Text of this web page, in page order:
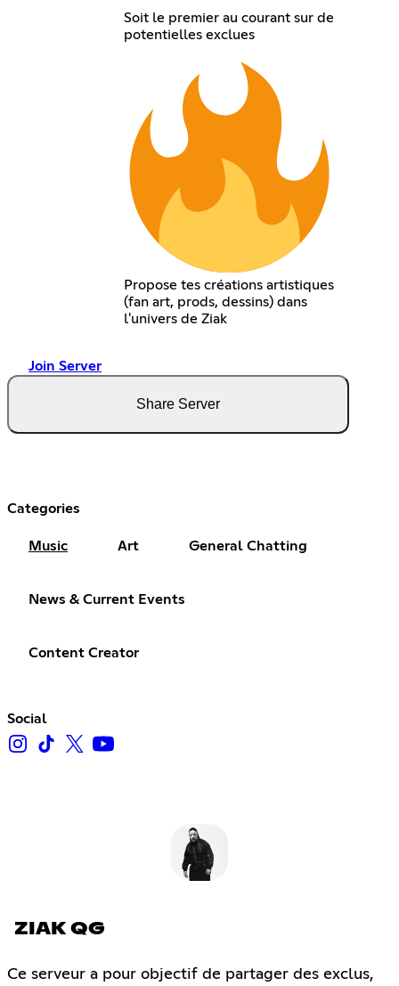
Soit le premier au courant sur de
potentielles exclues
Propose tes créations artistiques
(fan art, prods, dessins) dans
l'univers de Ziak
Join Server
Share Server
Categories
Music Art General Chatting
News & Current Events
Content Creator
Social
ZIAK QG
Ce serveur a pour objectif de partager des exclus,